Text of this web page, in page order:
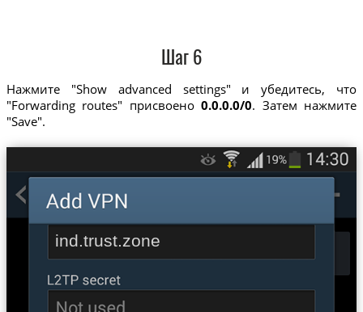
Шаг 6
Нажмите "Show advanced settings" и убедитесь, что
"Forwarding routes" присвоено0.0.0.0/0. Затем нажмите
"Save".
ind.trust.zone